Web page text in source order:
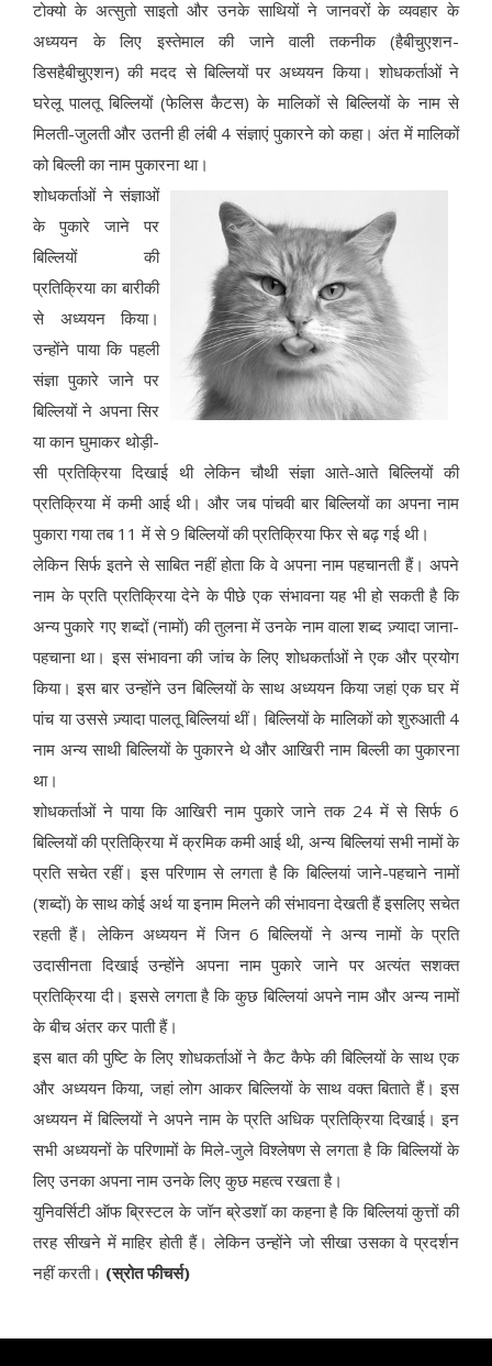
टोक्यो के अत्सुतो साइतो और उनके साथियों ने जानवरों के व्यवहार के
अध्ययन के लिए इस्तेमाल की जाने वाली तकनीक (हैबीचुएशन-
डिसहैबीचुएशन) की मदद से बिल्लियों पर अध्ययन किया। शोधकर्ताओं ने
घरेलू पालतू बिल्लियों (फेलिस कैटस) के मालिकों से बिल्लियों के नाम से
मिलती-जुलती और उतनी ही लंबी 4 संज्ञाएं पुकारने को कहा। अंत में मालिकों
को बिल्ली का नाम पुकारना था।
शोधकर्ताओं ने संज्ञाओं
के पुकारे जाने पर
बिल्लियों की
प्रतिक्रिया का बारीकी
से अध्ययन किया।
उन्होंने पाया कि पहली
संज्ञा पुकारे जाने पर
बिल्लियों ने अपना सिर
या कान घुमाकर थोड़ी-
सी प्रतिक्रिया दिखाई थी लेकिन चौथी संज्ञा आते-आते बिल्लियों की
प्रतिक्रिया में कमी आई थी। और जब पांचवी बार बिल्लियों का अपना नाम
पुकारा गया तब 11 में से 9 बिल्लियों की प्रतिक्रिया फिर से बढ़ गई थी।
लेकिन सिर्फ इतने से साबित नहीं होता कि वे अपना नाम पहचानती हैं। अपने
नाम के प्रति प्रतिक्रिया देने के पीछे एक संभावना यह भी हो सकती है कि
अन्य पुकारे गए शब्दों (नामों) की तुलना में उनके नाम वाला शब्द ज़्यादा जाना-
पहचाना था। इस संभावना की जांच के लिए शोधकर्ताओं ने एक और प्रयोग
किया। इस बार उन्होंने उन बिल्लियों के साथ अध्ययन किया जहां एक घर में
पांच या उससे ज़्यादा पालतू बिल्लियां थीं। बिल्लियों के मालिकों को शुरुआती 4
नाम अन्य साथी बिल्लियों के पुकारने थे और आखिरी नाम बिल्ली का पुकारना
था।
शोधकर्ताओं ने पाया कि आखिरी नाम पुकारे जाने तक 24 में से सिर्फ 6
बिल्लियों की प्रतिक्रिया में क्रमिक कमी आई थी, अन्य बिल्लियां सभी नामों के
प्रति सचेत रहीं। इस परिणाम से लगता है कि बिल्लियां जाने-पहचाने नामों
(शब्दों) के साथ कोई अर्थ या इनाम मिलने की संभावना देखती हैं इसलिए सचेत
रहती हैं। लेकिन अध्ययन में जिन 6 बिल्लियों ने अन्य नामों के प्रति
उदासीनता दिखाई उन्होंने अपना नाम पुकारे जाने पर अत्यंत सशक्त
प्रतिक्रिया दी। इससे लगता है कि कुछ बिल्लियां अपने नाम और अन्य नामों
के बीच अंतर कर पाती हैं।
इस बात की पुष्टि के लिए शोधकर्ताओं ने कैट कैफे की बिल्लियों के साथ एक
और अध्ययन किया, जहां लोग आकर बिल्लियों के साथ वक्त बिताते हैं। इस
अध्ययन में बिल्लियों ने अपने नाम के प्रति अधिक प्रतिक्रिया दिखाई। इन
सभी अध्ययनों के परिणामों के मिले-जुले विश्लेषण से लगता है कि बिल्लियों के
लिए उनका अपना नाम उनके लिए कुछ महत्व रखता है।
युनिवर्सिटी ऑफ ब्रिस्टल के जॉन ब्रेडशॉ का कहना है कि बिल्लियां कुत्तों की
तरह सीखने में माहिर होती हैं। लेकिन उन्होंने जो सीखा उसका वे प्रदर्शन
नहीं करती। (स्रोत फीचर्स)